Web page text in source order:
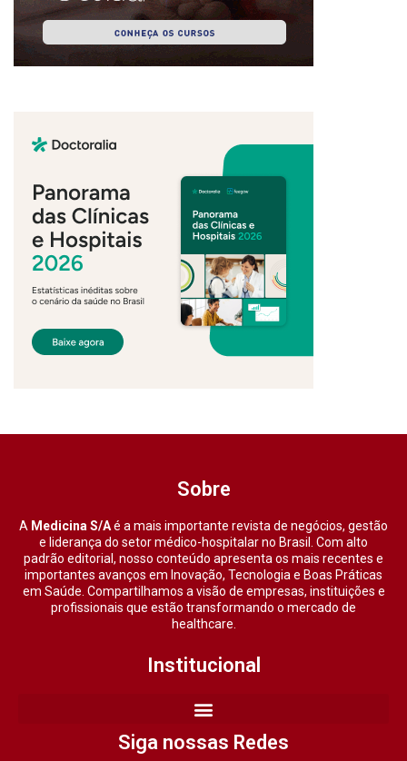
Sobre
A Medicina S/Aé a mais importante revista de negócios, gestão
e liderança do setor médico-hospitalar no Brasil. Com alto
padrão editorial, nosso conteúdo apresenta os mais recentes e
importantes avanços em Inovação, Tecnologia e Boas Práticas
em Saúde. Compartilhamos a visão de empresas, instituições e
profissionais que estão transformando o mercado de
healthcare.
Institucional
Siga nossas Redes